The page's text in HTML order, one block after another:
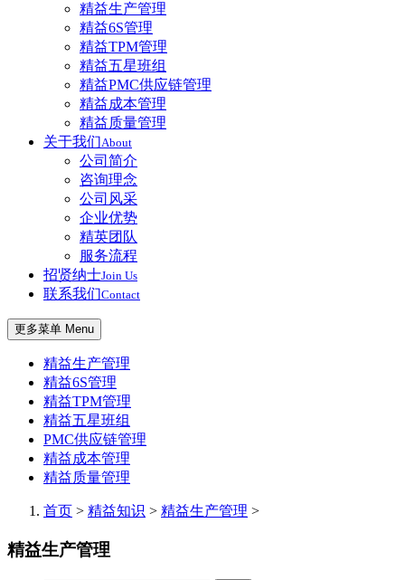
精益生产管理
精益6S管理
精益TPM管理
精益五星班组
精益PMC供应链管理
精益成本管理
精益质量管理
关于我们About
公司简介
咨询理念
公司风采
企业优势
精英团队
服务流程
招贤纳士Join Us
联系我们Contact
更多菜单 Menu
精益生产管理
精益6S管理
精益TPM管理
精益五星班组
PMC供应链管理
精益成本管理
精益质量管理
首页 > 精益知识 > 精益生产管理 >
精益生产管理